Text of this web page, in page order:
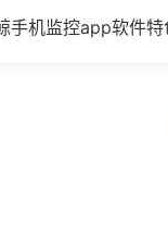
手机监控app软件特